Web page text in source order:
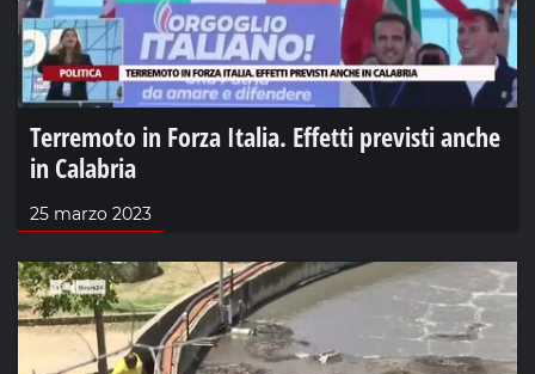
Terremoto in Forza Italia. Effetti previsti anche
in Calabria
25 marzo 2023